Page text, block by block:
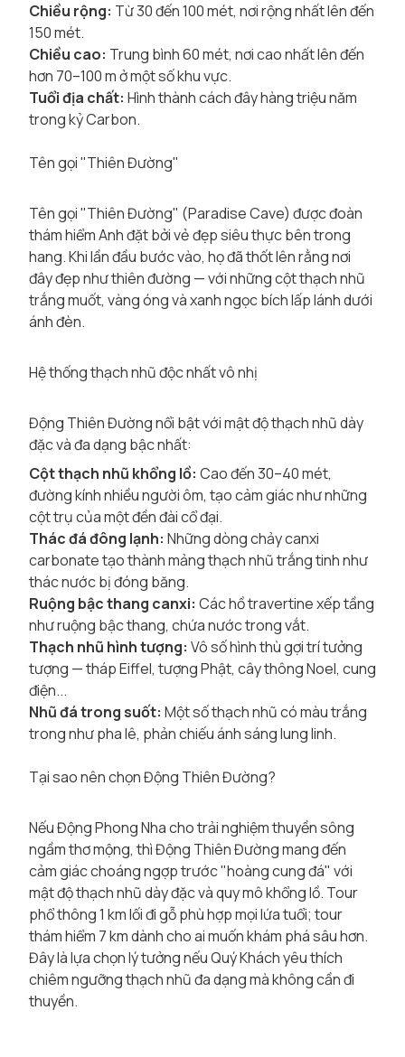
Chiều rộng: Từ 30 đến 100 mét, nơi rộng nhất lên đến
150 mét.
Chiều cao: Trung bình 60 mét, nơi cao nhất lên đến
hơn 70–100 m ở một số khu vực.
Tuổi địa chất: Hình thành cách đây hàng triệu năm
trong kỷ Carbon.
Tên gọi "Thiên Đường"
Tên gọi "Thiên Đường" (Paradise Cave) được đoàn
thám hiểm Anh đặt bởi vẻ đẹp siêu thực bên trong
hang. Khi lần đầu bước vào, họ đã thốt lên rằng nơi
đây đẹp như thiên đường — với những cột thạch nhũ
trắng muốt, vàng óng và xanh ngọc bích lấp lánh dưới
ánh đèn.
Hệ thống thạch nhũ độc nhất vô nhị
Động Thiên Đường nổi bật với mật độ thạch nhũ dày
đặc và đa dạng bậc nhất:
Cột thạch nhũ khổng lồ: Cao đến 30–40 mét,
đường kính nhiều người ôm, tạo cảm giác như những
cột trụ của một đền đài cổ đại.
Thác đá đông lạnh: Những dòng chảy canxi
carbonate tạo thành mảng thạch nhũ trắng tinh như
thác nước bị đóng băng.
Ruộng bậc thang canxi: Các hồ travertine xếp tầng
như ruộng bậc thang, chứa nước trong vắt.
Thạch nhũ hình tượng: Vô số hình thù gợi trí tưởng
tượng — tháp Eiffel, tượng Phật, cây thông Noel, cung
điện...
Nhũ đá trong suốt: Một số thạch nhũ có màu trắng
trong như pha lê, phản chiếu ánh sáng lung linh.
Tại sao nên chọn Động Thiên Đường?
Nếu Động Phong Nha cho trải nghiệm thuyền sông
ngầm thơ mộng, thì Động Thiên Đường mang đến
cảm giác choáng ngợp trước "hoàng cung đá" với
mật độ thạch nhũ dày đặc và quy mô khổng lồ. Tour
phổ thông 1 km lối đi gỗ phù hợp mọi lứa tuổi; tour
thám hiểm 7 km dành cho ai muốn khám phá sâu hơn.
Đây là lựa chọn lý tưởng nếu Quý Khách yêu thích
chiêm ngưỡng thạch nhũ đa dạng mà không cần đi
thuyền.